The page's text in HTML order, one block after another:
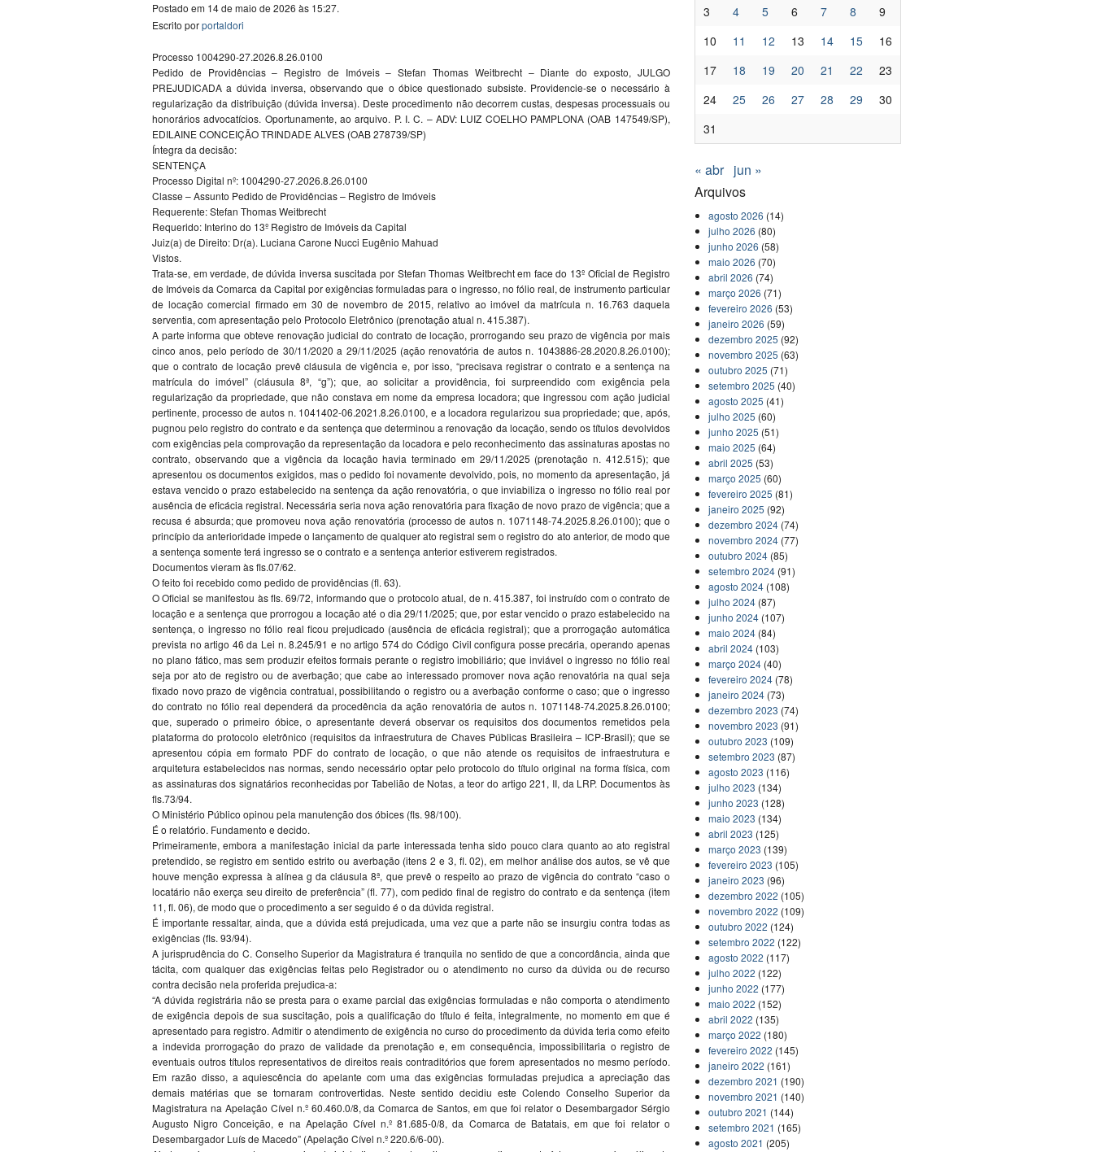
Postado em 14 de maio de 2026 às 15:27.
Escrito porportaldori
Processo 1004290-27.2026.8.26.0100
Pedido de Providências – Registro de Imóveis – Stefan Thomas Weitbrecht – Diante do exposto, JULGO
PREJUDICADA a dúvida inversa, observando que o óbice questionado subsiste. Providencie-se o necessário à
regularização da distribuição (dúvida inversa). Deste procedimento não decorrem custas, despesas processuais ou
honorários advocatícios. Oportunamente, ao arquivo. P. I. C. – ADV: LUIZ COELHO PAMPLONA (OAB 147549/SP),
EDILAINE CONCEIÇÃO TRINDADE ALVES (OAB 278739/SP)
Íntegra da decisão:
SENTENÇA
Processo Digital nº: 1004290-27.2026.8.26.0100
Classe – Assunto Pedido de Providências – Registro de Imóveis
Requerente: Stefan Thomas Weitbrecht
Requerido: Interino do 13º Registro de Imóveis da Capital
Juiz(a) de Direito: Dr(a). Luciana Carone Nucci Eugênio Mahuad
Vistos.
Trata-se, em verdade, de dúvida inversa suscitada por Stefan Thomas Weitbrecht em face do 13º Oficial de Registro
de Imóveis da Comarca da Capital por exigências formuladas para o ingresso, no fólio real, de instrumento particular
de locação comercial firmado em 30 de novembro de 2015, relativo ao imóvel da matrícula n. 16.763 daquela
serventia, com apresentação pelo Protocolo Eletrônico (prenotação atual n. 415.387).
A parte informa que obteve renovação judicial do contrato de locação, prorrogando seu prazo de vigência por mais
cinco anos, pelo período de 30/11/2020 a 29/11/2025 (ação renovatória de autos n. 1043886-28.2020.8.26.0100);
que o contrato de locação prevê cláusula de vigência e, por isso, “precisava registrar o contrato e a sentença na
matrícula do imóvel” (cláusula 8ª, “g”); que, ao solicitar a providência, foi surpreendido com exigência pela
regularização da propriedade, que não constava em nome da empresa locadora; que ingressou com ação judicial
pertinente, processo de autos n. 1041402-06.2021.8.26.0100, e a locadora regularizou sua propriedade; que, após,
pugnou pelo registro do contrato e da sentença que determinou a renovação da locação, sendo os títulos devolvidos
com exigências pela comprovação da representação da locadora e pelo reconhecimento das assinaturas apostas no
contrato, observando que a vigência da locação havia terminado em 29/11/2025 (prenotação n. 412.515); que
apresentou os documentos exigidos, mas o pedido foi novamente devolvido, pois, no momento da apresentação, já
estava vencido o prazo estabelecido na sentença da ação renovatória, o que inviabiliza o ingresso no fólio real por
ausência de eficácia registral. Necessária seria nova ação renovatória para fixação de novo prazo de vigência; que a
recusa é absurda; que promoveu nova ação renovatória (processo de autos n. 1071148-74.2025.8.26.0100); que o
princípio da anterioridade impede o lançamento de qualquer ato registral sem o registro do ato anterior, de modo que
a sentença somente terá ingresso se o contrato e a sentença anterior estiverem registrados.
Documentos vieram às fls.07/62.
O feito foi recebido como pedido de providências (fl. 63).
O Oficial se manifestou às fls. 69/72, informando que o protocolo atual, de n. 415.387, foi instruído com o contrato de
locação e a sentença que prorrogou a locação até o dia 29/11/2025; que, por estar vencido o prazo estabelecido na
sentença, o ingresso no fólio real ficou prejudicado (ausência de eficácia registral); que a prorrogação automática
prevista no artigo 46 da Lei n. 8.245/91 e no artigo 574 do Código Civil configura posse precária, operando apenas
no plano fático, mas sem produzir efeitos formais perante o registro imobiliário; que inviável o ingresso no fólio real
seja por ato de registro ou de averbação; que cabe ao interessado promover nova ação renovatória na qual seja
fixado novo prazo de vigência contratual, possibilitando o registro ou a averbação conforme o caso; que o ingresso
do contrato no fólio real dependerá da procedência da ação renovatória de autos n. 1071148-74.2025.8.26.0100;
que, superado o primeiro óbice, o apresentante deverá observar os requisitos dos documentos remetidos pela
plataforma do protocolo eletrônico (requisitos da infraestrutura de Chaves Públicas Brasileira – ICP-Brasil); que se
apresentou cópia em formato PDF do contrato de locação, o que não atende os requisitos de infraestrutura e
arquitetura estabelecidos nas normas, sendo necessário optar pelo protocolo do título original na forma física, com
as assinaturas dos signatários reconhecidas por Tabelião de Notas, a teor do artigo 221, II, da LRP. Documentos às
fls.73/94.
O Ministério Público opinou pela manutenção dos óbices (fls. 98/100).
É o relatório. Fundamento e decido.
Primeiramente, embora a manifestação inicial da parte interessada tenha sido pouco clara quanto ao ato registral
pretendido, se registro em sentido estrito ou averbação (itens 2 e 3, fl. 02), em melhor análise dos autos, se vê que
houve menção expressa à alínea g da cláusula 8ª, que prevê o respeito ao prazo de vigência do contrato “caso o
locatário não exerça seu direito de preferência” (fl. 77), com pedido final de registro do contrato e da sentença (item
11, fl. 06), de modo que o procedimento a ser seguido é o da dúvida registral.
É importante ressaltar, ainda, que a dúvida está prejudicada, uma vez que a parte não se insurgiu contra todas as
exigências (fls. 93/94).
A jurisprudência do C. Conselho Superior da Magistratura é tranquila no sentido de que a concordância, ainda que
tácita, com qualquer das exigências feitas pelo Registrador ou o atendimento no curso da dúvida ou de recurso
contra decisão nela proferida prejudica-a:
“A dúvida registrária não se presta para o exame parcial das exigências formuladas e não comporta o atendimento
de exigência depois de sua suscitação, pois a qualificação do título é feita, integralmente, no momento em que é
apresentado para registro. Admitir o atendimento de exigência no curso do procedimento da dúvida teria como efeito
a indevida prorrogação do prazo de validade da prenotação e, em consequência, impossibilitaria o registro de
eventuais outros títulos representativos de direitos reais contraditórios que forem apresentados no mesmo período.
Em razão disso, a aquiescência do apelante com uma das exigências formuladas prejudica a apreciação das
demais matérias que se tornaram controvertidas. Neste sentido decidiu este Colendo Conselho Superior da
Magistratura na Apelação Cível n.º 60.460.0/8, da Comarca de Santos, em que foi relator o Desembargador Sérgio
Augusto Nigro Conceição, e na Apelação Cível n.º 81.685-0/8, da Comarca de Batatais, em que foi relator o
Desembargador Luís de Macedo” (Apelação Cível n.º 220.6/6-00).
3
4 5 6 7 8
9
10
11 12 13 14 15
16
17
18 19 20 21 22
23
24
25 26 27 28 29
30
31
« abr jun »
Arquivos
agosto 2026 (14)
julho 2026 (80)
junho 2026 (58)
maio 2026 (70)
abril 2026 (74)
março 2026 (71)
fevereiro 2026 (53)
janeiro 2026 (59)
dezembro 2025 (92)
novembro 2025 (63)
outubro 2025 (71)
setembro 2025 (40)
agosto 2025 (41)
julho 2025 (60)
junho 2025 (51)
maio 2025 (64)
abril 2025 (53)
março 2025 (60)
fevereiro 2025 (81)
janeiro 2025 (92)
dezembro 2024 (74)
novembro 2024 (77)
outubro 2024 (85)
setembro 2024 (91)
agosto 2024 (108)
julho 2024 (87)
junho 2024 (107)
maio 2024 (84)
abril 2024 (103)
março 2024 (40)
fevereiro 2024 (78)
janeiro 2024 (73)
dezembro 2023 (74)
novembro 2023 (91)
outubro 2023 (109)
setembro 2023 (87)
agosto 2023 (116)
julho 2023 (134)
junho 2023 (128)
maio 2023 (134)
abril 2023 (125)
março 2023 (139)
fevereiro 2023 (105)
janeiro 2023 (96)
dezembro 2022 (105)
novembro 2022 (109)
outubro 2022 (124)
setembro 2022 (122)
agosto 2022 (117)
julho 2022 (122)
junho 2022 (177)
maio 2022 (152)
abril 2022 (135)
março 2022 (180)
fevereiro 2022 (145)
janeiro 2022 (161)
dezembro 2021 (190)
novembro 2021 (140)
outubro 2021 (144)
setembro 2021 (165)
agosto 2021 (205)